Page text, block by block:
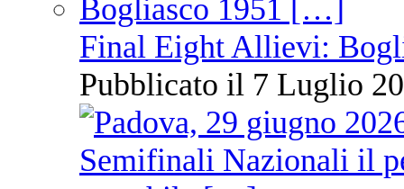
Final Eight Allievi:
Pubblicato il 7 Luglio